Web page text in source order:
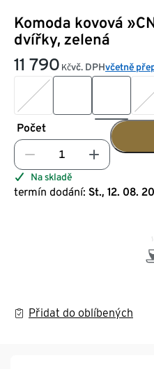
Komoda kovová
dvířky, zelená
11 790 Kčvč. DPHvčetně
Počet
Na skladě
termín dodání: St., 12. 08.
Přidat do oblíbených